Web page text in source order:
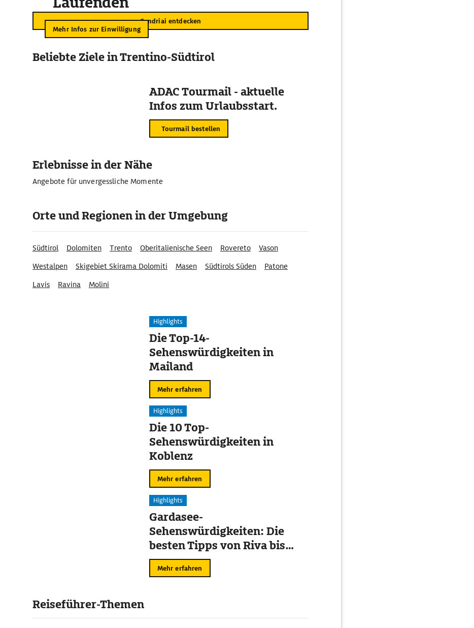
Candriai entdecken
Mehr Infos zur Einwilligung
Beliebte Ziele in Trentino-Südtirol
ADAC Tourmail - aktuelle
Infos zum Urlaubsstart.
Tourmail bestellen
Erlebnisse in der Nähe
Angebote für unvergessliche Momente
Orte und Regionen in der Umgebung
Südtirol Dolomiten Trento Oberitalienische Seen Rovereto
Vason
Westalpen
Skigebiet Skirama Dolomiti Masen Südtirols Süden
Patone
Lavis
Ravina Molini
Highlights
Die Top-14-
Sehenswürdigkeiten in
Mailand
Mehr erfahren
Highlights
Die 10 Top-
Sehenswürdigkeiten in
Koblenz
Mehr erfahren
Highlights
Gardasee-
Sehenswürdigkeiten: Die
besten Tipps von Riva bis
Sirmione
Mehr erfahren
Reiseführer-Themen